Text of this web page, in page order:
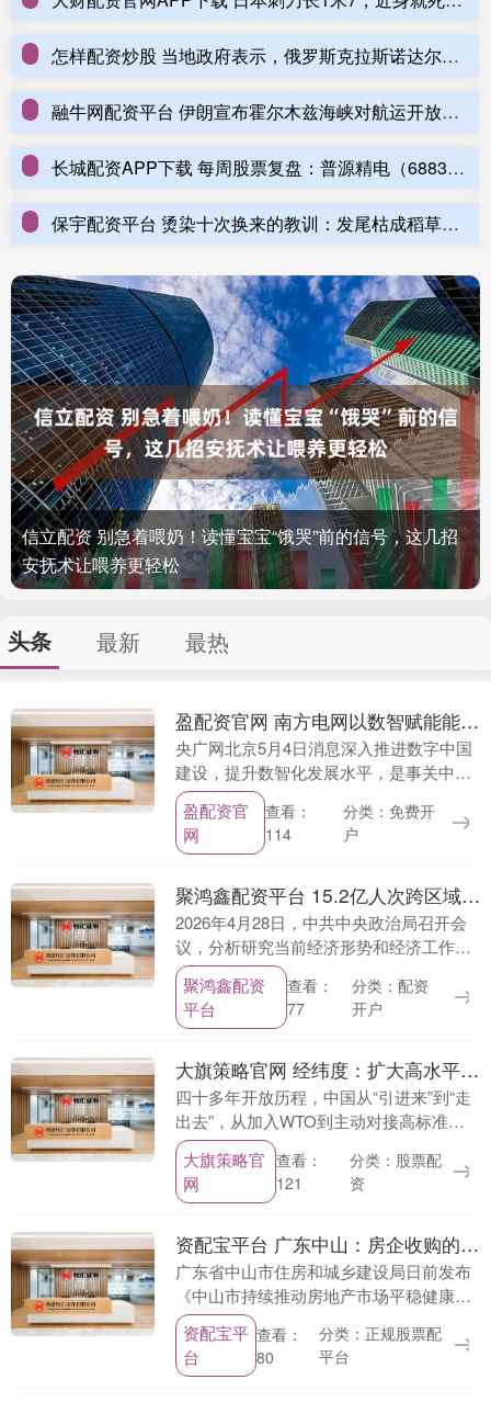
怎样配资炒股 当地政府表示，俄罗斯克拉斯诺达尔地区一处储油设施在遭无人机袭击后起火。
融牛网配资平台 伊朗宣布霍尔木兹海峡对航运开放，特朗普称美国封锁仍在实施
长城配资APP下载 每周股票复盘：普源精电（688337）拟发不超过2480万H股
保宇配资平台 烫染十次换来的教训：发尾枯成稻草，这瓶89块的发膜把我救回来了
信立配资 别急着喂奶！读懂宝宝“饿哭”前的信号，这几招
安抚术让喂养更轻松
头条 最新 最热
盈配资官网 南方电网以数智赋能能源新生态
央广网北京5月4日消息深入推进数字中国
建设，提升数智化发展水平，是事关中国
式现代化全局的战略任务。近日，在第九
届数字中国建设峰会上，一系列特色活动
生动展现数字中....
盈配资官
网
查看：
114
分类：免费开
户
聚鸿鑫配资平台 15.2亿人次跨区域流动！“多城串游”热度飙升 2026“五一”文旅消费多点开花 ｜ 五一消费调查
2026年4月28日，中共中央政治局召开会
议，分析研究当前经济形势和经济工作。
会议强调：“要深入挖掘内需潜力，扩大优
质商品和服务供给，推动消费升级。” 作
为会后....
聚鸿鑫配资
平台
查看：
77
分类：配资
开户
大旗策略官网 经纬度：扩大高水平对外开放 何以实现“自主引领”
四十多年开放历程，中国从“引进来”到“走
出去”，从加入WTO到主动对接高标准国
际经贸规则。或许有人问：对外开放还有
多少新文章可做？“十五五”规划给出了明
确答案：....
大旗策略官
网
查看：
121
分类：股票配
资
资配宝平台 广东中山：房企收购的二手住房可进行二次销售 商业用房贷款首付最低三成
广东省中山市住房和城乡建设局日前发布
《中山市持续推动房地产市场平稳健康发
展的若干措施》，以进一步落实消化存量
房产和优化增量住房，更好满足居民刚性
和改善性住房需求....
资配宝平
台
查看：
80
分类：正规股票配
平台